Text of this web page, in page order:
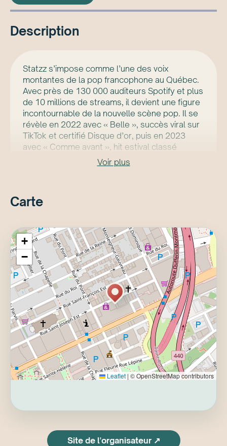
Description
Statzz s’impose comme l’une des voix
montantes de la pop francophone au Québec.
Avec près de 130 000 auditeurs Spotify et plus
de 10 millions de streams, il devient une figure
incontournable de la nouvelle scène pop. Il se
révèle en 2022 avec « Belle », succès viral sur
TikTok et certifié Disque d’or, puis en 2023
avec « Comme avant », hit estival classé
numéro 2 du Top 100 Mediabase. Son album «
Première Classe » (2024) consolide sa place
charmant le public par une présence scénique
instrumentaux. En 2026, il apparaît à Belle et
Bum, confirmant son essor. Son album «
Westfalia », paru en mars 2026, poursuit son
évolution artistique.
Voir plus
Carte
+
−
Leaflet |© OpenStreetMap contributors
Site de l'organisateur ↗